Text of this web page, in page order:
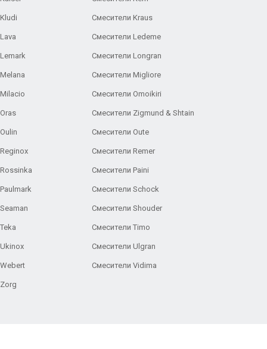
Смесители Kraus
Смесители Ledeme
Смесители Longran
Смесители Migliore
Смесители Omoikiri
Смесители Zigmund & Shtain
Смесители Oute
Смесители Remer
Смесители Paini
Смесители Schock
Смесители Shouder
Смесители Timo
Смесители Ulgran
Смесители Vidima